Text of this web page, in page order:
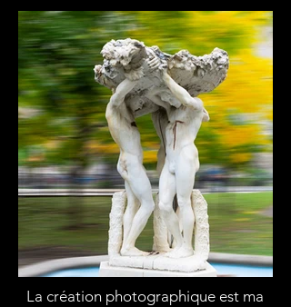
La création photographique est ma